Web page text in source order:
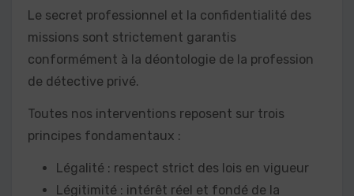
Le secret professionnel et la confidentialité des
missions sont strictement garantis
conformément à la déontologie de la profession
de détective privé.
Toutes nos interventions reposent sur trois
principes fondamentaux :
Légalité : respect strict des lois en vigueur
Légitimité : intérêt réel et fondé de la